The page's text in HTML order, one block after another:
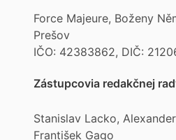
Force Majeure, Boženy
Prešov
IČO: 42383862, DIČ:
Zástupcovia redakčnej
Stanislav Lacko,
František Gago